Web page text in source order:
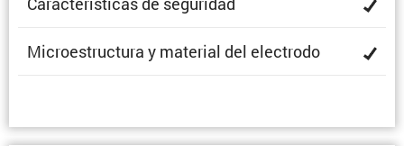
Micro­es­truc­tura y material del electrodo